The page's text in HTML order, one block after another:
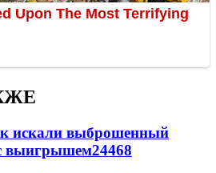
искали выброшенный
выигрышем24468